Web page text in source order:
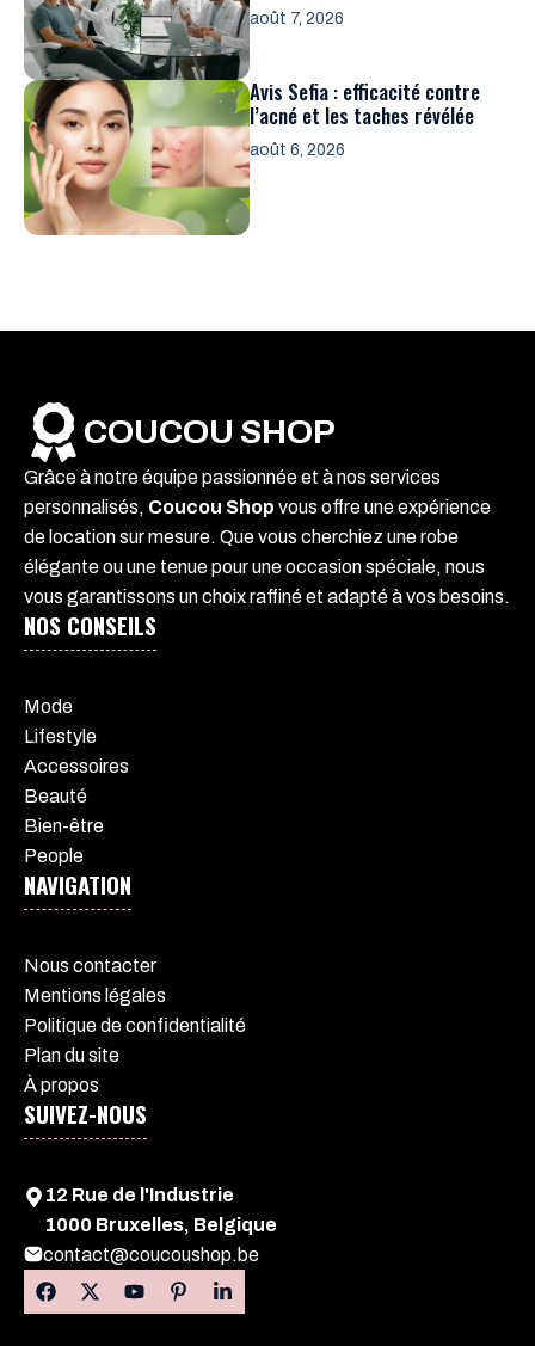
août 7, 2026
Avis Sefia : efficacité contre
l’acné et les taches révélée
août 6, 2026
COUCOU SHOP
Grâce à notre équipe passionnée et à nos services
personnalisés, Coucou Shop vous offre une expérience
de location sur mesure. Que vous cherchiez une robe
élégante ou une tenue pour une occasion spéciale, nous
vous garantissons un choix raffiné et adapté à vos besoins.
NOS CONSEILS
Mode
Lifestyle
Accessoires
Beauté
Bien-être
People
NAVIGATION
Nous contacter
Mentions légales
Politique de confidentialité
Plan du site
À propos
SUIVEZ-NOUS
12 Rue de l'Industrie
1000 Bruxelles, Belgique
contact@coucoushop.be